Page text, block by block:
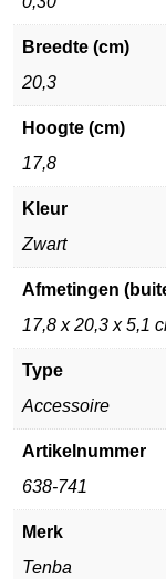
Breedte (cm)
20,3
Hoogte (cm)
17,8
Kleur
Zwart
Afmetingen
17,8 x 20,3 x 5,1
Type
Accessoire
Artikelnummer
638-741
Merk
Tenba